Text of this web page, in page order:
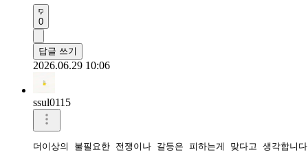
0
답글 쓰기
2026.06.29 10:06
ssul0115
더이상의 불필요한 전쟁이나 갈등은 피하는게 맞다고 생각합니다